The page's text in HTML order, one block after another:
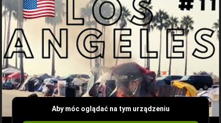
Aby móc oglądać na tym urządzeniu